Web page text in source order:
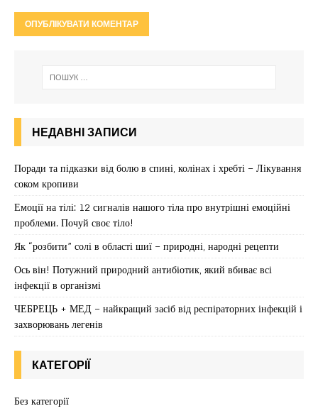
НЕДАВНІ ЗАПИСИ
Поради та підказки від болю в спині, колінах і хребті – Лікування
соком кропиви
Емоції на тілі: 12 сигналів нашого тіла про внутрішні емоційні
проблеми. Почуй своє тіло!
Як “розбити” солі в області шиї – природні, народні рецепти
Ось він! Потужний природний антибіотик, який вбиває всі
інфекції в організмі
ЧЕБРЕЦЬ + МЕД – найкращий засіб від респіраторних інфекцій і
захворювань легенів
КАТЕГОРІЇ
Без категорії